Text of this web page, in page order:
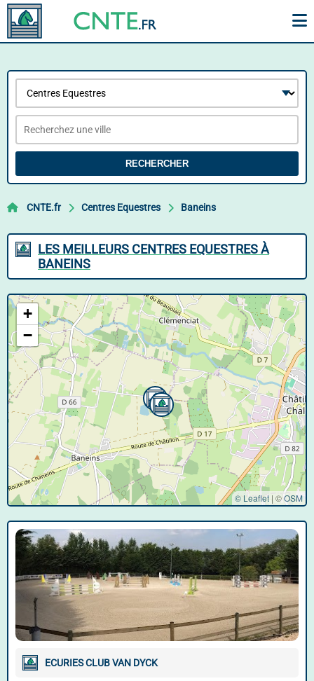
RECHERCHER
CNTE.fr Centres Equestres Baneins
LES MEILLEURS CENTRES EQUESTRES À
BANEINS
+
−
© Leaflet | ©OSM
ECURIES CLUB VAN DYCK